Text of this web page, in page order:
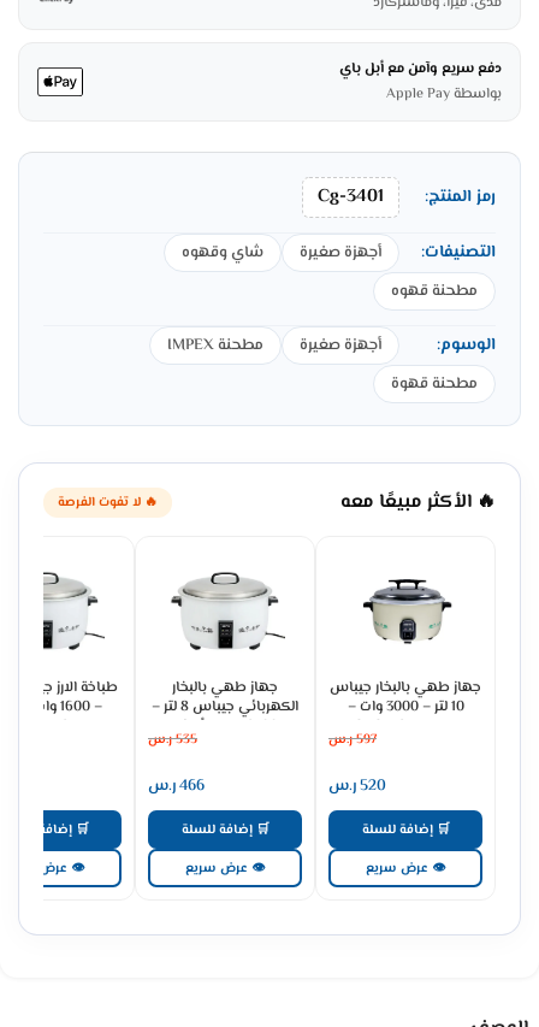
دفع سريع وآمن مع أبل باي
بواسطة Apple Pay
رمز المنتج: Cg-3401
التصنيفات: أجهزة صغيرة
شاي وقهوه
مطحنة قهوه
الوسوم: أجهزة صغيرة
مطحنة IMPEX
مطحنة قهوة
🔥 الأكثر مبيعًا معه 🔥 لا تفوت الفرصة
جهاز طهي بالبخار جيباس
10 لتر – 3000 وات –
597ر.س
520ر.س
🛒 إضافة للسلة
👁 عرض سريع
جهاز طهي بالبخار
الكهربائي جيباس 8 لتر –
2500 وات – أبيض
GRC4322
535ر.س
466ر.س
🛒 إضافة للسلة
👁 عرض سريع
– 1600 وات –
GRC4321
🛒 إضافة للسلة
👁 عرض سريع